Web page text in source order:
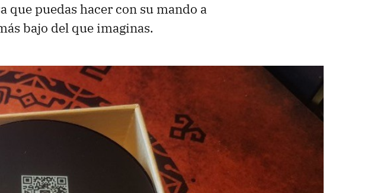
que puedas hacer con su mando a
bajo del que imaginas.